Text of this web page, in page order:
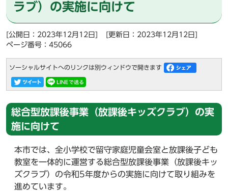
ラブ）の実施に向けて
[公開日：2023年12月12日]
[更新日：2023年12月12日]
ページ番号：45066
ソーシャルサイトへのリンクは別ウィンドウで開きます
総合型放課後事業（放課後キッズクラブ）の実
施に向けて
本市では、全小学校で留守家庭児童会室と放課後子ども
教室を一体的に運営する総合型放課後事業（放課後キッ
ズクラブ）の令和5年度からの実施に向けて取り組みを
進めています。